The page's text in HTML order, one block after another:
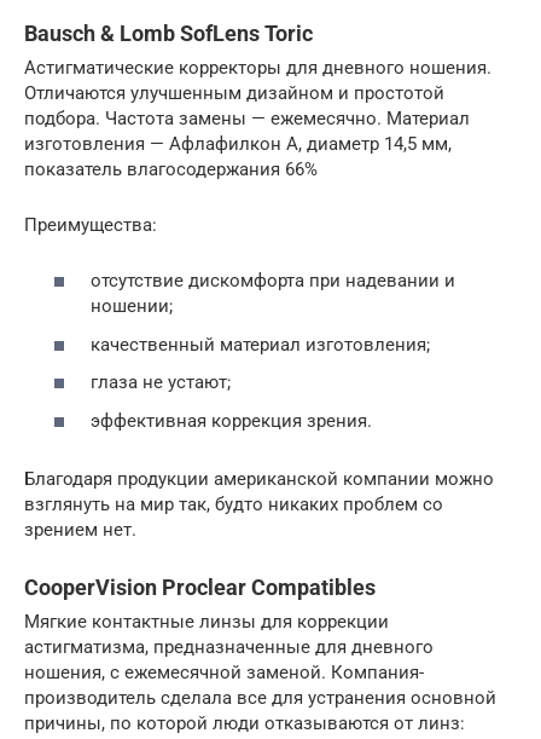
Bausch & Lomb SofLens Toric
Астигматические корректоры для дневного ношения.
Отличаются улучшенным дизайном и простотой
подбора. Частота замены — ежемесячно. Материал
изготовления — Афлафилкон А, диаметр 14,5 мм,
показатель влагосодержания 66%
Преимущества:
отсутствие дискомфорта при надевании и
ношении;
качественный материал изготовления;
глаза не устают;
эффективная коррекция зрения.
Благодаря продукции американской компании можно
взглянуть на мир так, будто никаких проблем со
зрением нет.
CooperVision Proclear Compatibles
Мягкие контактные линзы для коррекции
астигматизма, предназначенные для дневного
ношения, с ежемесячной заменой. Компания-
производитель сделала все для устранения основной
причины, по которой люди отказываются от линз: